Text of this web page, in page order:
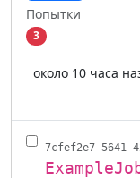
Попытки
3
около 10 часа
7cfef2e7-5641-